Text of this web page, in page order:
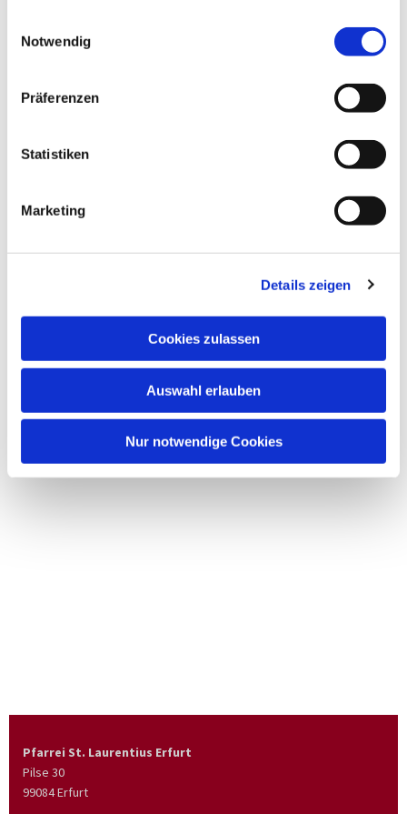
Notwendig
Präferenzen
Statistiken
Marketing
Details zeigen
Cookies zulassen
Auswahl erlauben
Nur notwendige Cookies
Pfarrei St. Laurentius Erfurt
Pilse 30
99084 Erfurt